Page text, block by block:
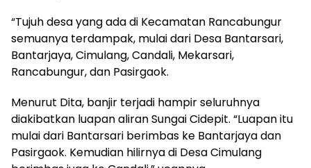
“Tujuh desa yang ada di Kecamatan Rancabungur
semuanya terdampak, mulai dari Desa Bantarsari,
Bantarjaya, Cimulang, Candali, Mekarsari,
Rancabungur, dan Pasirgaok.
Menurut Dita, banjir terjadi hampir seluruhnya
diakibatkan luapan aliran Sungai Cidepit. “Luapan itu
mulai dari Bantarsari berimbas ke Bantarjaya dan
Pasirgaok. Kemudian hilirnya di Desa Cimulang